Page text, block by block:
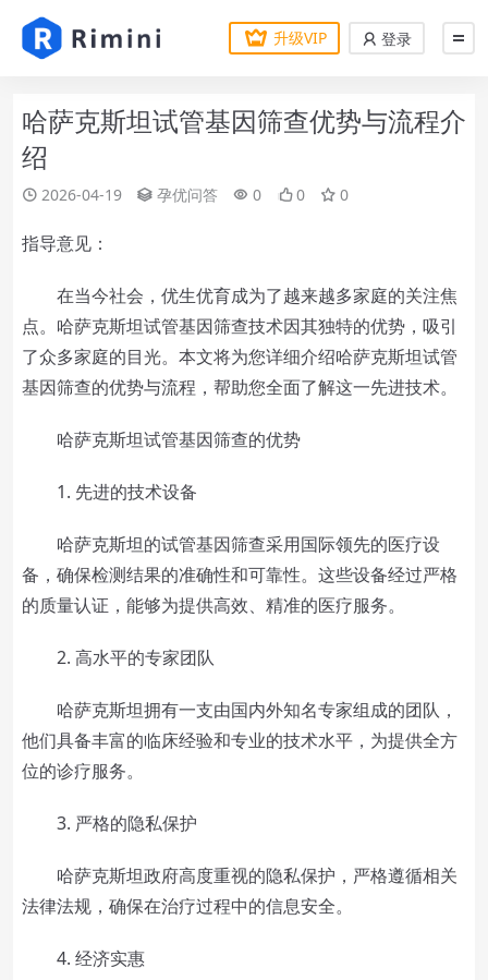
升级VIP 登录
哈萨克斯坦试管基因筛查优势与流程介
绍
2026-04-19 孕优问答 0 0 0
指导意见：
在当今社会，优生优育成为了越来越多家庭的关注焦
点。哈萨克斯坦试管基因筛查技术因其独特的优势，吸引
了众多家庭的目光。本文将为您详细介绍哈萨克斯坦试管
基因筛查的优势与流程，帮助您全面了解这一先进技术。
哈萨克斯坦试管基因筛查的优势
1. 先进的技术设备
哈萨克斯坦的试管基因筛查采用国际领先的医疗设
备，确保检测结果的准确性和可靠性。这些设备经过严格
的质量认证，能够为提供高效、精准的医疗服务。
2. 高水平的专家团队
哈萨克斯坦拥有一支由国内外知名专家组成的团队，
他们具备丰富的临床经验和专业的技术水平，为提供全方
位的诊疗服务。
3. 严格的隐私保护
哈萨克斯坦政府高度重视的隐私保护，严格遵循相关
法律法规，确保在治疗过程中的信息安全。
4. 经济实惠